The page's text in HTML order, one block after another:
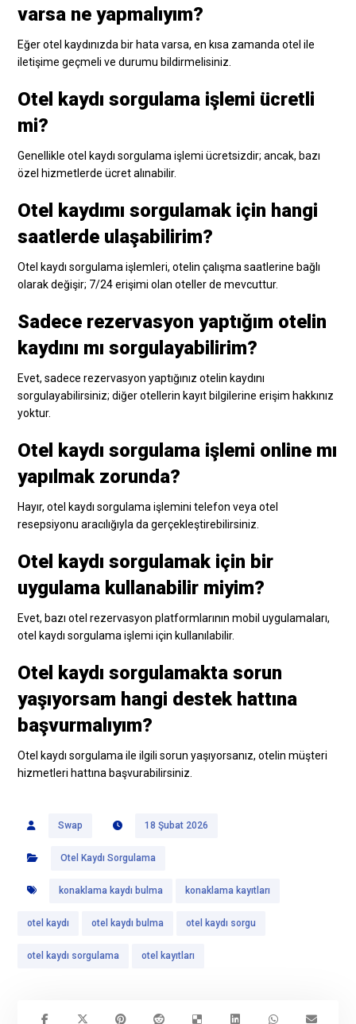
varsa ne yapmalıyım?
Eğer otel kaydınızda bir hata varsa, en kısa zamanda otel ile
iletişime geçmeli ve durumu bildirmelisiniz.
Otel kaydı sorgulama işlemi ücretli
mi?
Genellikle otel kaydı sorgulama işlemi ücretsizdir; ancak, bazı
özel hizmetlerde ücret alınabilir.
Otel kaydımı sorgulamak için hangi
saatlerde ulaşabilirim?
Otel kaydı sorgulama işlemleri, otelin çalışma saatlerine bağlı
olarak değişir; 7/24 erişimi olan oteller de mevcuttur.
Sadece rezervasyon yaptığım otelin
kaydını mı sorgulayabilirim?
Evet, sadece rezervasyon yaptığınız otelin kaydını
sorgulayabilirsiniz; diğer otellerin kayıt bilgilerine erişim hakkınız
yoktur.
Otel kaydı sorgulama işlemi online mı
yapılmak zorunda?
Hayır, otel kaydı sorgulama işlemini telefon veya otel
resepsiyonu aracılığıyla da gerçekleştirebilirsiniz.
Otel kaydı sorgulamak için bir
uygulama kullanabilir miyim?
Evet, bazı otel rezervasyon platformlarının mobil uygulamaları,
otel kaydı sorgulama işlemi için kullanılabilir.
Otel kaydı sorgulamakta sorun
yaşıyorsam hangi destek hattına
başvurmalıyım?
Otel kaydı sorgulama ile ilgili sorun yaşıyorsanız, otelin müşteri
hizmetleri hattına başvurabilirsiniz.
Swap 18 Şubat 2026
Otel Kaydı Sorgulama
konaklama kaydı bulma konaklama kayıtları
otel kaydı otel kaydı bulma otel kaydı sorgu
otel kaydı sorgulama otel kayıtları